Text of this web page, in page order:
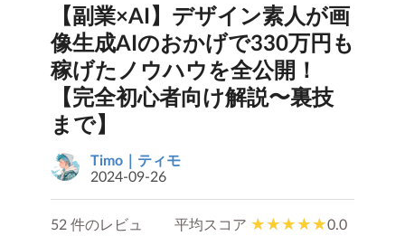
【副業×AI】デザイン素人が画
像生成AIのおかげで330万円も
稼げたノウハウを全公開！
【完全初心者向け解説〜裏技
まで】
Timo｜ティモ
2024-09-26
52 件のレビュ
平均スコア 0.0